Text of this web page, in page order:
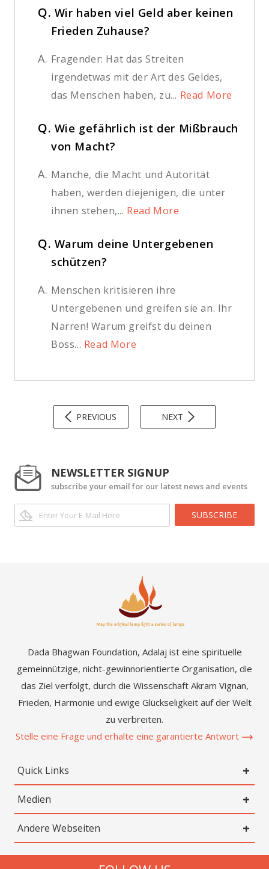
Q. Wir haben viel Geld aber keinen
Frieden Zuhause?
A. Fragender: Hat das Streiten
irgendetwas mit der Art des Geldes,
das Menschen haben, zu... Read More
Q. Wie gefährlich ist der Mißbrauch
von Macht?
A. Manche, die Macht und Autorität
haben, werden diejenigen, die unter
ihnen stehen,... Read More
Q. Warum deine Untergebenen
schützen?
A. Menschen kritisieren ihre
Untergebenen und greifen sie an. Ihr
Narren! Warum greifst du deinen
Boss... Read More
PREVIOUS NEXT
NEWSLETTER SIGNUP
subscribe your email for our latest news and events
SUBSCRIBE
Dada Bhagwan Foundation, Adalaj ist eine spirituelle
gemeinnützige, nicht-gewinnorientierte Organisation, die
das Ziel verfolgt, durch die Wissenschaft Akram Vignan,
Frieden, Harmonie und ewige Glückseligkeit auf der Welt
zu verbreiten.
Stelle eine Frage und erhalte eine garantierte Antwort
Quick Links
Medien
Andere Webseiten